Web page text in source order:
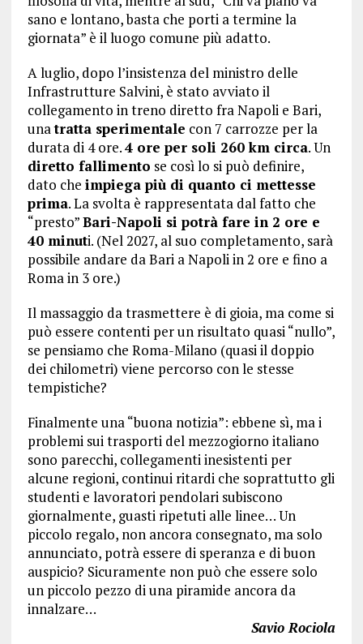
sano e lontano, basta che porti a termine la
giornata” è il luogo comune più adatto.
A luglio, dopo l’insistenza del ministro delle
Infrastrutture Salvini, è stato avviato il
collegamento in treno diretto fra Napoli e Bari,
unatratta sperimentale con 7 carrozze per la
durata di 4 ore.4 ore per soli 260 km circa. Un
diretto fallimento se così lo si può definire,
dato che impiega più di quanto ci mettesse
prima. La svolta è rappresentata dal fatto che
“presto”Bari-Napoli si potrà fare in 2 ore e
40 minuti. (Nel 2027, al suo completamento, sarà
possibile andare da Bari a Napoli in 2 ore e fino a
Roma in 3 ore.)
Il massaggio da trasmettere è di gioia, ma come si
può essere contenti per un risultato quasi “nullo”,
se pensiamo che Roma-Milano (quasi il doppio
dei chilometri) viene percorso con le stesse
tempistiche?
Finalmente una “buona notizia”: ebbene sì, ma i
problemi sui trasporti del mezzogiorno italiano
sono parecchi, collegamenti inesistenti per
alcune regioni, continui ritardi che soprattutto gli
studenti e lavoratori pendolari subiscono
giornalmente, guasti ripetuti alle linee… Un
piccolo regalo, non ancora consegnato, ma solo
annunciato, potrà essere di speranza e di buon
auspicio? Sicuramente non può che essere solo
un piccolo pezzo di una piramide ancora da
innalzare…
Savio Rociola